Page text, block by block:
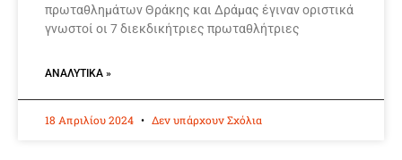
πρωταθλημάτων Θράκης και Δράμας έγιναν οριστικά
γνωστοί οι 7 διεκδικήτριες πρωταθλήτριες
ΑΝΑΛΥΤΙΚΆ »
18 Απριλίου 2024 Δεν υπάρχουν Σχόλια